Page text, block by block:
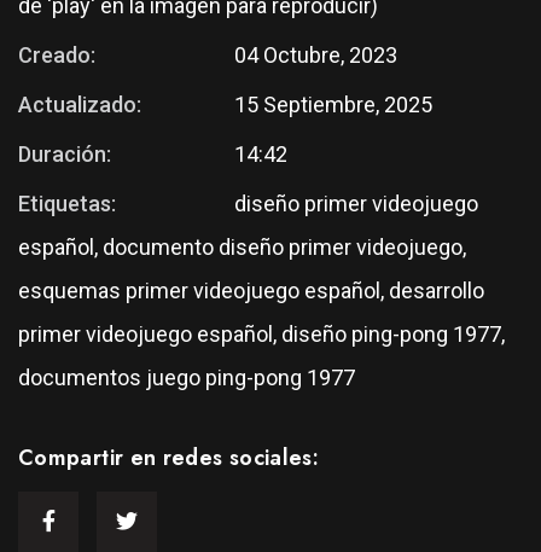
de 'play' en la imagen para reproducir)
Creado:
04 Octubre, 2023
Actualizado:
15 Septiembre, 2025
Duración:
14:42
Etiquetas:
diseño primer videojuego
español, documento diseño primer videojuego,
esquemas primer videojuego español, desarrollo
primer videojuego español, diseño ping-pong 1977,
documentos juego ping-pong 1977
Compartir en redes sociales: